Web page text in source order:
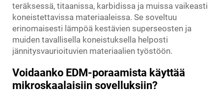
teräksessä, titaanissa, karbidissa ja muissa vaikeasti
koneistettavissa materiaaleissa. Se soveltuu
erinomaisesti lämpöä kestävien superseosten ja
muiden tavallisella koneistuksella helposti
jännitysvaurioituvien materiaalien työstöön.
Voidaanko EDM-poraamista käyttää
mikroskaalaisiin sovelluksiin?